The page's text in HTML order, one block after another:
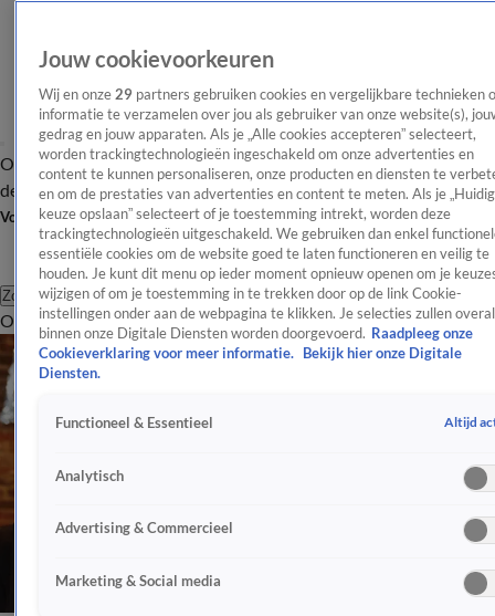
OverzichtAfleveringen Entertainment TV Algemeen
Tip
de redactieNieuwsbrief
Volg Shownieuws
Zoeken
OverzichtEntertainmentSpraakmakendRealityCrimeVideo's
Jouw cookievoorkeuren
Wij en onze 29 partners gebruiken cookies en vergelijkbare technieken
informatie te verzamelen over jou als gebruiker van onze website(s),
gedrag en jouw apparaten. Als je „Alle cookies accepteren” selecteert,
worden trackingtechnologieën ingeschakeld om onze advertenties en
content te kunnen personaliseren, onze producten en diensten te
en om de prestaties van advertenties en content te meten. Als je
keuze opslaan” selecteert of je toestemming intrekt, worden deze
trackingtechnologieën uitgeschakeld. We gebruiken dan enkel
essentiële cookies om de website goed te laten functioneren en veilig te
houden. Je kunt dit menu op ieder moment opnieuw openen om je
wijzigen of om je toestemming in te trekken door op de link Cookie-
instellingen onder aan de webpagina te klikken. Je selecties zullen overal
binnen onze Digitale Diensten worden doorgevoerd. Raadpleeg onze
Cookieverklaring voor meer informatie.
Bekijk hier onze Digitale
Diensten.
Functioneel & Essentieel Altijd
Analytisch
Advertising & Commercieel
Marketing & Social media